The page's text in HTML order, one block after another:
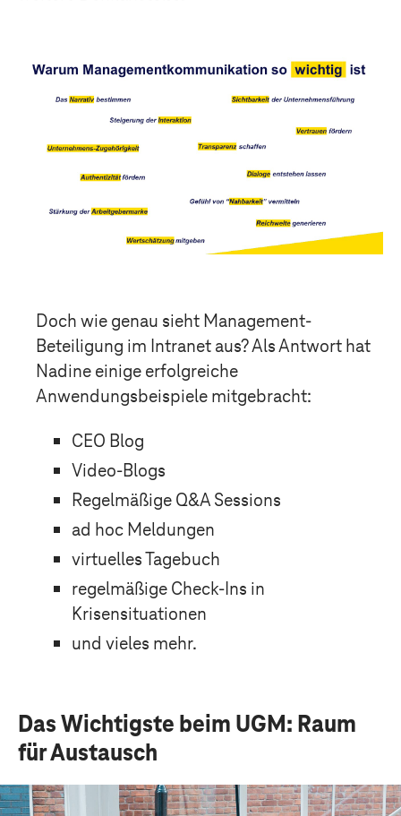
Doch wie genau sieht Management-
Beteiligung im Intranet aus? Als Antwort hat
Nadine einige erfolgreiche
Anwendungsbeispiele mitgebracht:
CEO Blog
Video-Blogs
Regelmäßige Q&A Sessions
ad hoc Meldungen
virtuelles Tagebuch
regelmäßige Check-Ins in
Krisensituationen
und vieles mehr.
Das Wichtigste beim UGM: Raum
für Austausch